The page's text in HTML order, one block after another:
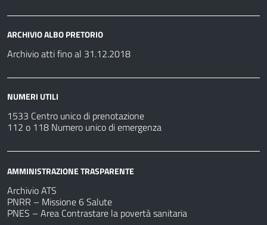
ARCHIVIO ALBO PRETORIO
Archivio atti fino al 31.12.2018
NUMERI UTILI
1533 Centro unico di prenotazione
112 o 118 Numero unico di emergenza
AMMINISTRAZIONE TRASPARENTE
Archivio ATS
PNRR – Missione 6 Salute
PNES – Area Contrastare la povertà sanitaria